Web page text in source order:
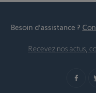
Besoin d’assistance ?
Recevez nos actus,